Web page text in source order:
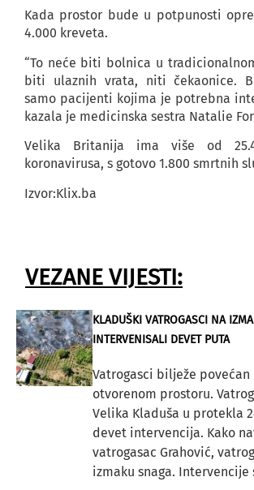
Kada prostor bude u potpunosti
4.000 kreveta.
“To neće biti bolnica u
biti ulaznih vrata, niti čekaonice.
samo pacijenti kojima je potrebna
kazala je medicinska sestra Natalie
Velika Britanija ima više od
koronavirusa, s gotovo 1.800 smrtnih
Izvor:Klix.ba
VEZANE VIJESTI:
KLADUŠKI VATROGASCI NA
INTERVENISALI DEVET PUTA
Vatrogasci bilježe povećan
otvorenom prostoru.
Velika Kladuša u protekla
devet intervencija. Kako
vatrogasac Grahović,
izmaku snaga. Intervencije